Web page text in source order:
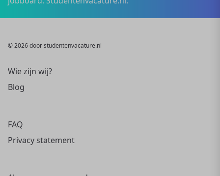
© 2026 door studentenvacature.nl
Wie zijn wij?
Blog
FAQ
Privacy statement